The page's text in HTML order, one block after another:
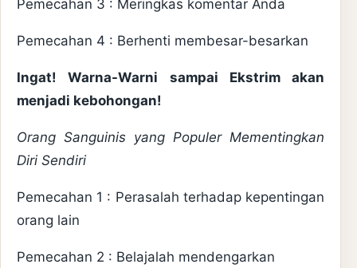
Pemecahan 3 : Meringkas komentar Anda
Pemecahan 4 : Berhenti membesar-besarkan
Ingat! Warna-Warni sampai Ekstrim akan
menjadi kebohongan!
Orang Sanguinis yang Populer Mementingkan
Diri Sendiri
Pemecahan 1 : Perasalah terhadap kepentingan
orang lain
Pemecahan 2 : Belajalah mendengarkan